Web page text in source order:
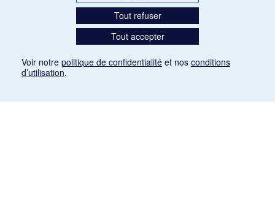
Tout refuser
Tout accepter
Voir notre politique de confidentialité et nos conditions
d’utilisation.